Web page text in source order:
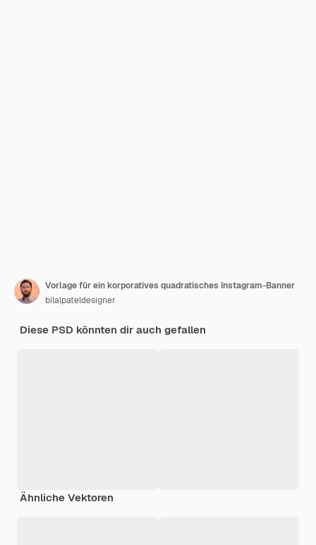
Vorlage für ein korporatives quadratisches Instagram-Banner
bilalpateldesigner
Diese PSD könnten dir auch gefallen
Ähnliche Vektoren